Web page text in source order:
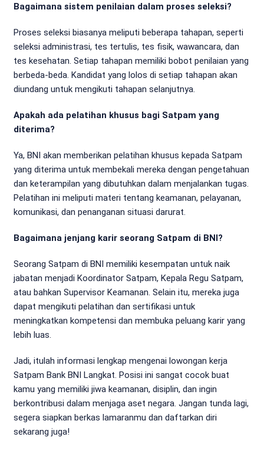
Bagaimana sistem penilaian dalam proses seleksi?
Proses seleksi biasanya meliputi beberapa tahapan, seperti
seleksi administrasi, tes tertulis, tes fisik, wawancara, dan
tes kesehatan. Setiap tahapan memiliki bobot penilaian yang
berbeda-beda. Kandidat yang lolos di setiap tahapan akan
diundang untuk mengikuti tahapan selanjutnya.
Apakah ada pelatihan khusus bagi Satpam yang
diterima?
Ya, BNI akan memberikan pelatihan khusus kepada Satpam
yang diterima untuk membekali mereka dengan pengetahuan
dan keterampilan yang dibutuhkan dalam menjalankan tugas.
Pelatihan ini meliputi materi tentang keamanan, pelayanan,
komunikasi, dan penanganan situasi darurat.
Bagaimana jenjang karir seorang Satpam di BNI?
Seorang Satpam di BNI memiliki kesempatan untuk naik
jabatan menjadi Koordinator Satpam, Kepala Regu Satpam,
atau bahkan Supervisor Keamanan. Selain itu, mereka juga
dapat mengikuti pelatihan dan sertifikasi untuk
meningkatkan kompetensi dan membuka peluang karir yang
lebih luas.
Jadi, itulah informasi lengkap mengenai lowongan kerja
Satpam Bank BNI Langkat. Posisi ini sangat cocok buat
kamu yang memiliki jiwa keamanan, disiplin, dan ingin
berkontribusi dalam menjaga aset negara. Jangan tunda lagi,
segera siapkan berkas lamaranmu dan daftarkan diri
sekarang juga!